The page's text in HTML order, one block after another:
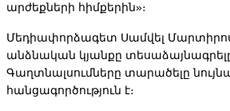
արժեքների հիմքերին»։
Մեդիափորձագետ Սամվել
անձնական կյանքը
Գաղտնալսումները տարածելը
հանցագործություն է։